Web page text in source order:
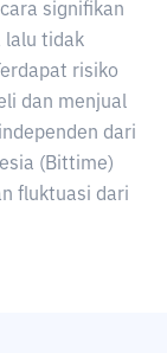
signifikan
lalu tidak
risiko
dan menjual
dari
(Bittime)
fluktuasi dari